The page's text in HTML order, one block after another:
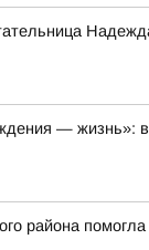
— жизнь»:
района